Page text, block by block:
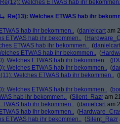
Re(12): Welches ETWAS hab ihr
Re(13): Welches ETWAS hab ihr
hab ihr bekommen.. (danielcart am
ETWAS hab ihr bekommen.. (
ETWAS hab ihr bekommen.. (danielcart
ETWAS hab ihr bekommen.. (
Welches ETWAS hab ihr bekommen.. (
Welches ETWAS hab ihr bekommen.. (
Welches ETWAS hab ihr bekommen.. (
Welches ETWAS hab ihr bekommen.. (
hab ihr bekommen.. (Silent_Razr am
hab ihr bekommen.. (danielcart am
hab ihr bekommen.. (
ETWAS hab ihr bekommen.. (Silent_Razr